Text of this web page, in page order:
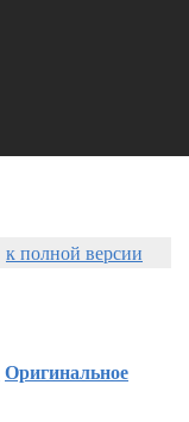
к полной версии
Оригинальное